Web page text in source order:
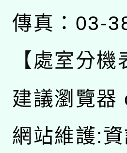
傳真：03-
【處室分機
建議瀏覽器
網站維護:資